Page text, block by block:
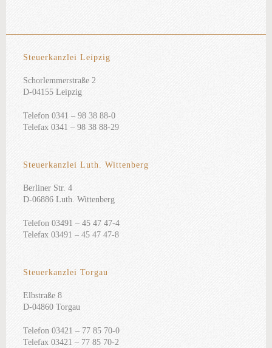
Steuerkanzlei Leipzig
Schorlemmerstraße 2
D-04155 Leipzig
Telefon 0341 – 98 38 88-0
Telefax 0341 – 98 38 88-29
Steuerkanzlei Luth. Wittenberg
Berliner Str. 4
D-06886 Luth. Wittenberg
Telefon 03491 – 45 47 47-4
Telefax 03491 – 45 47 47-8
Steuerkanzlei Torgau
Elbstraße 8
D-04860 Torgau
Telefon 03421 – 77 85 70-0
Telefax 03421 – 77 85 70-2